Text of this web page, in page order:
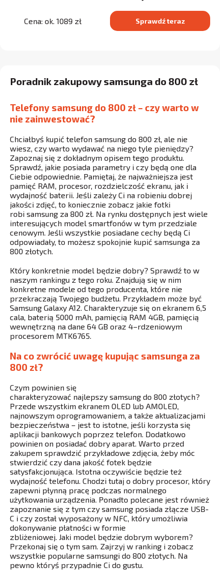
Cena: ok. 1089 zł Sprawdź teraz
Poradnik zakupowy samsunga do 800 zł
Telefony samsung do 800 zł – czy warto w
nie zainwestować?
Chciałbyś kupić telefon samsung do 800 zł, ale nie
wiesz, czy warto wydawać na niego tyle pieniędzy?
Zapoznaj się z dokładnym opisem tego produktu.
Sprawdź, jakie posiada parametry i czy będą one dla
Ciebie odpowiednie. Pamiętaj, że najważniejsza jest
pamięć RAM, procesor, rozdzielczość ekranu, jak i
wydajność baterii. Jeśli zależy Ci na robieniu dobrej
jakości zdjęć, to koniecznie zobacz jakie fotki
robi samsung za 800 zł. Na rynku dostępnych jest wiele
interesujących model smartfonów w tym przedziale
cenowym. Jeśli wszystkie posiadane cechy będą Ci
odpowiadały, to możesz spokojnie kupić samsunga za
800 złotych.
Który konkretnie model będzie dobry? Sprawdź to w
naszym rankingu z tego roku. Znajdują się w nim
konkretne modele od tego producenta, które nie
przekraczają Twojego budżetu. Przykładem może być
Samsung Galaxy A12. Charakteryzuje się on ekranem 6,5
cala, baterią 5000 mAh, pamięcią RAM 4GB, pamięcią
wewnętrzną na dane 64 GB oraz 4–rdzeniowym
procesorem MTK6765.
Na co zwrócić uwagę kupując samsunga za
800 zł?
Czym powinien się
charakteryzować najlepszy samsung do 800 złotych?
Przede wszystkim ekranem OLED lub AMOLED,
najnowszym oprogramowaniem, a także aktualizacjami
bezpieczeństwa – jest to istotne, jeśli korzysta się
aplikacji bankowych poprzez telefon. Dodatkowo
powinien on posiadać dobry aparat. Warto przed
zakupem sprawdzić przykładowe zdjęcia, żeby móc
stwierdzić czy dana jakość fotek będzie
satysfakcjonująca. Istotna oczywiście będzie też
wydajność telefonu. Chodzi tutaj o dobry procesor, który
zapewni płynną pracę podczas normalnego
użytkowania urządzenia. Ponadto polecane jest również
zapoznanie się z tym czy samsung posiada złącze USB-
C i czy został wyposażony w NFC, który umożliwia
dokonywanie płatności w formie
zbliżeniowej. Jaki model będzie dobrym wyborem?
Przekonaj się o tym sam. Zajrzyj w ranking i zobacz
wszystkie popularne samsungi do 800 złotych. Na
pewno któryś przypadnie Ci do gustu.